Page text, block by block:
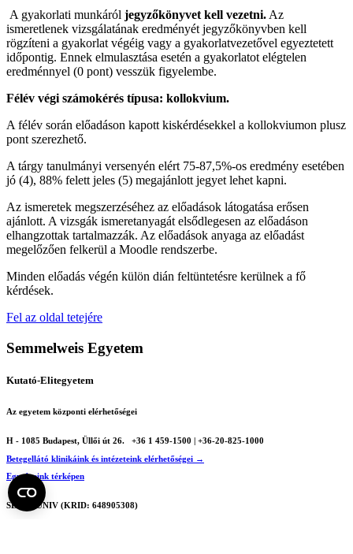
A gyakorlati munkáról jegyzőkönyvet kell vezetni. Az
ismeretlenek vizsgálatának eredményét jegyzőkönyvben kell
rögzíteni a gyakorlat végéig vagy a gyakorlatvezetővel egyeztetett
időpontig. Ennek elmulasztása esetén a gyakorlatot elégtelen
eredménnyel (0 pont) vesszük figyelembe.
Félév végi számokérés típusa: kollokvium.
A félév során előadáson kapott kiskérdésekkel a kollokviumon plusz
pont szerezhető.
A tárgy tanulmányi versenyén elért 75-87,5%-os eredmény esetében
jó (4), 88% felett jeles (5) megajánlott jegyet lehet kapni.
Az ismeretek megszerzéséhez az előadások látogatása erősen
ajánlott. A vizsgák ismeretanyagát elsődlegesen az előadáson
elhangzottak tartalmazzák. Az előadások anyaga az előadást
megelőzően felkerül a Moodle rendszerbe.
Minden előadás végén külön dián feltüntetésre kerülnek a fő
kérdések.
Fel az oldal tetejére
Semmelweis Egyetem
Kutató-Elitegyetem
Az egyetem központi elérhetőségei
H - 1085 Budapest, Üllői út 26.
+36 1 459-1500 | +36-20-825-1000
Betegellátó klinikáink és intézeteink elérhetőségei →
Egységeink térképen
SEMEDUNIV (KRID: 648905308)